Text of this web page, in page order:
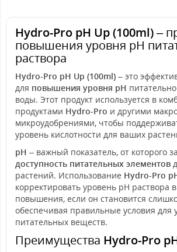
Hydro-Pro pH Up (100ml)–
повышения уровня pH
раствора
Hydro-Pro pH Up (100ml) – это
для повышения уровня pH
воды. Этот продукт используется в
продуктами Hydro-Pro и другими
микроудобрениями, чтобы
уровень кислотности для ваших
pH – важный показатель, от которого
доступность питательных элементов
растений. Использование Hydro-Pro
корректировать уровень pH раствора
повышения, если он становится
обеспечивая правильные условия для
питательных веществ.
Преимущества Hydro-Pro